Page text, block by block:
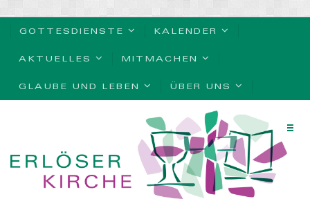
GOTTESDIENSTE KALENDER
AKTUELLES MITMACHEN
GLAUBE UND LEBEN ÜBER UNS